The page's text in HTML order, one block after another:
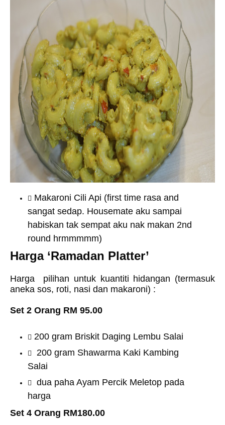
Makaroni Cili Api (first time rasa and
sangat sedap. Housemate aku sampai
habiskan tak sempat aku nak makan 2nd
round hrmmmmm)
Harga ‘Ramadan Platter’
Harga pilihan untuk kuantiti hidangan (termasuk
aneka sos, roti, nasi dan makaroni) :
Set 2 Orang RM 95.00
200 gram Briskit Daging Lembu Salai
200 gram Shawarma Kaki Kambing
Salai
dua paha Ayam Percik Meletop pada
harga
Set 4 Orang RM180.00